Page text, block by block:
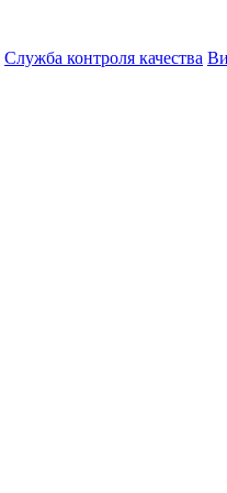
Служба контроля качества